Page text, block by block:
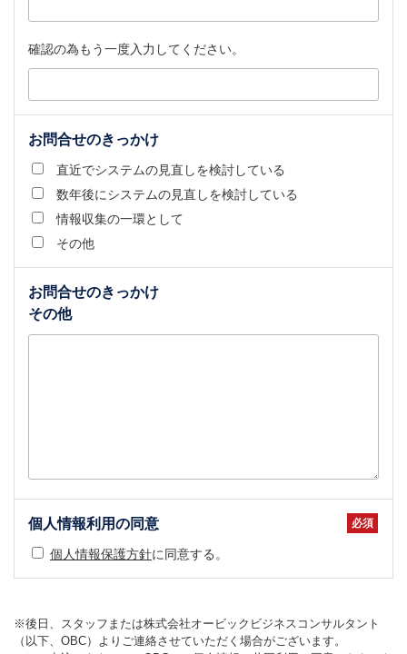
確認の為もう一度入力してください。
お問合せのきっかけ
直近でシステムの見直しを検討している
数年後にシステムの見直しを検討している
情報収集の一環として
その他
お問合せのきっかけ
その他
個人情報利用の同意
個人情報保護方針に同意する。
※後日、スタッフまたは株式会社オービックビジネスコンサルタント
（以下、OBC）よりご連絡させていただく場合がございます。